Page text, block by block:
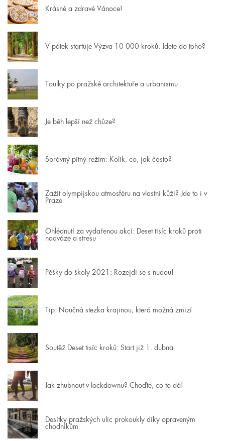
Krásné a zdravé Vánoce!
V pátek startuje Výzva 10 000 kroků. Jdete do toho?
Toulky po pražské architektuře a urbanismu
Je běh lepší než chůze?
Správný pitný režim: Kolik, co, jak často?
Zažít olympijskou atmosféru na vlastní kůži? Jde to i v
Praze
Ohlédnutí za vydařenou akcí: Deset tisíc kroků proti
nadváze a stresu
Pěšky do školy 2021: Rozejdi se s nudou!
Tip: Naučná stezka krajinou, která možná zmizí
Soutěž Deset tisíc kroků: Start již 1. dubna
Jak zhubnout v lockdownu? Choďte, co to dá!
Desítky pražských ulic prokoukly díky opraveným
chodníkům